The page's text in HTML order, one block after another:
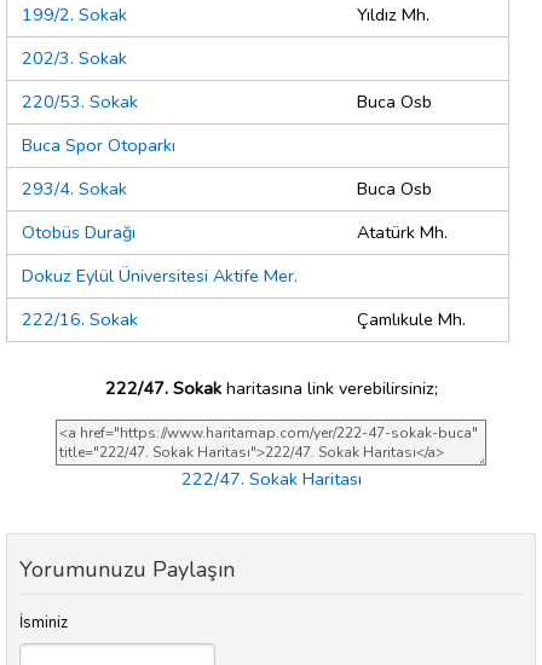
199/2. Sokak
Yıldız Mh.
202/3. Sokak
220/53. Sokak
Buca Osb
Buca Spor Otoparkı
293/4. Sokak
Buca Osb
Otobüs Durağı
Atatürk Mh.
Dokuz Eylül Üniversitesi Aktife Mer.
222/16. Sokak
Çamlıkule Mh.
222/47. Sokakharitasına link verebilirsiniz;
222/47. Sokak Haritası
Yorumunuzu Paylaşın
İsminiz